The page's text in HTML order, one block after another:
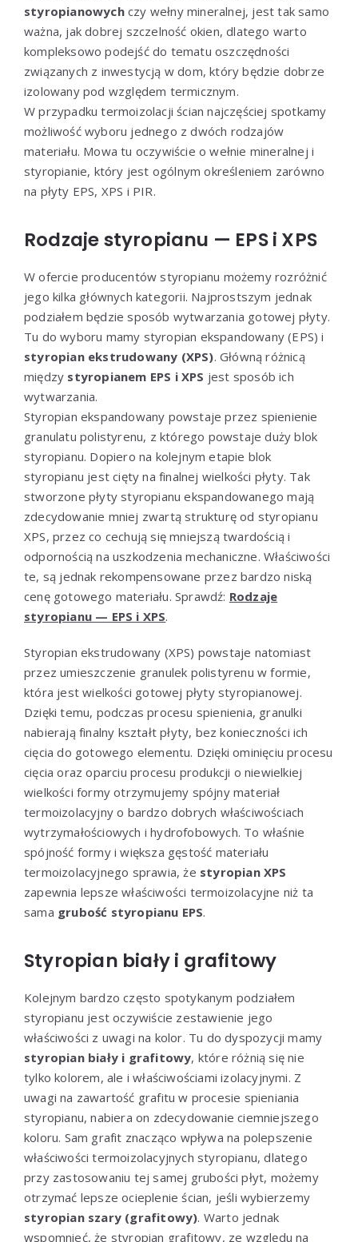
styropianowychczy wełny mineralnej, jest tak samo
ważna, jak dobrej szczelność okien, dlatego warto
kompleksowo podejść do tematu oszczędności
związanych z inwestycją w dom, który będzie dobrze
izolowany pod względem termicznym.
W przypadku termoizolacji ścian najczęściej spotkamy
możliwość wyboru jednego z dwóch rodzajów
materiału. Mowa tu oczywiście o wełnie mineralnej i
styropianie, który jest ogólnym określeniem zarówno
na płyty EPS, XPS i PIR.
Rodzaje styropianu — EPS i XPS
W ofercie producentów styropianu możemy rozróżnić
jego kilka głównych kategorii. Najprostszym jednak
podziałem będzie sposób wytwarzania gotowej płyty.
Tu do wyboru mamy styropian ekspandowany (EPS) i
styropian ekstrudowany (XPS). Główną różnicą
między styropianem EPS i XPS jest sposób ich
wytwarzania.
Styropian ekspandowany powstaje przez spienienie
granulatu polistyrenu, z którego powstaje duży blok
styropianu. Dopiero na kolejnym etapie blok
styropianu jest cięty na finalnej wielkości płyty. Tak
stworzone płyty styropianu ekspandowanego mają
zdecydowanie mniej zwartą strukturę od styropianu
XPS, przez co cechują się mniejszą twardością i
odpornością na uszkodzenia mechaniczne. Właściwości
te, są jednak rekompensowane przez bardzo niską
cenę gotowego materiału. Sprawdź: Rodzaje
styropianu — EPS i XPS.
Styropian ekstrudowany (XPS) powstaje natomiast
przez umieszczenie granulek polistyrenu w formie,
która jest wielkości gotowej płyty styropianowej.
Dzięki temu, podczas procesu spienienia, granulki
nabierają finalny kształt płyty, bez konieczności ich
cięcia do gotowego elementu. Dzięki ominięciu procesu
cięcia oraz oparciu procesu produkcji o niewielkiej
wielkości formy otrzymujemy spójny materiał
termoizolacyjny o bardzo dobrych właściwościach
wytrzymałościowych i hydrofobowych. To właśnie
spójność formy i większa gęstość materiału
termoizolacyjnego sprawia, że styropian XPS
zapewnia lepsze właściwości termoizolacyjne niż ta
sama grubość styropianu EPS.
Styropian biały i grafitowy
Kolejnym bardzo często spotykanym podziałem
styropianu jest oczywiście zestawienie jego
właściwości z uwagi na kolor. Tu do dyspozycji mamy
styropian biały i grafitowy, które różnią się nie
tylko kolorem, ale i właściwościami izolacyjnymi. Z
uwagi na zawartość grafitu w procesie spieniania
styropianu, nabiera on zdecydowanie ciemniejszego
koloru. Sam grafit znacząco wpływa na polepszenie
właściwości termoizolacyjnych styropianu, dlatego
przy zastosowaniu tej samej grubości płyt, możemy
otrzymać lepsze ocieplenie ścian, jeśli wybierzemy
styropian szary (grafitowy). Warto jednak
wspomnieć, że styropian grafitowy, ze względu na